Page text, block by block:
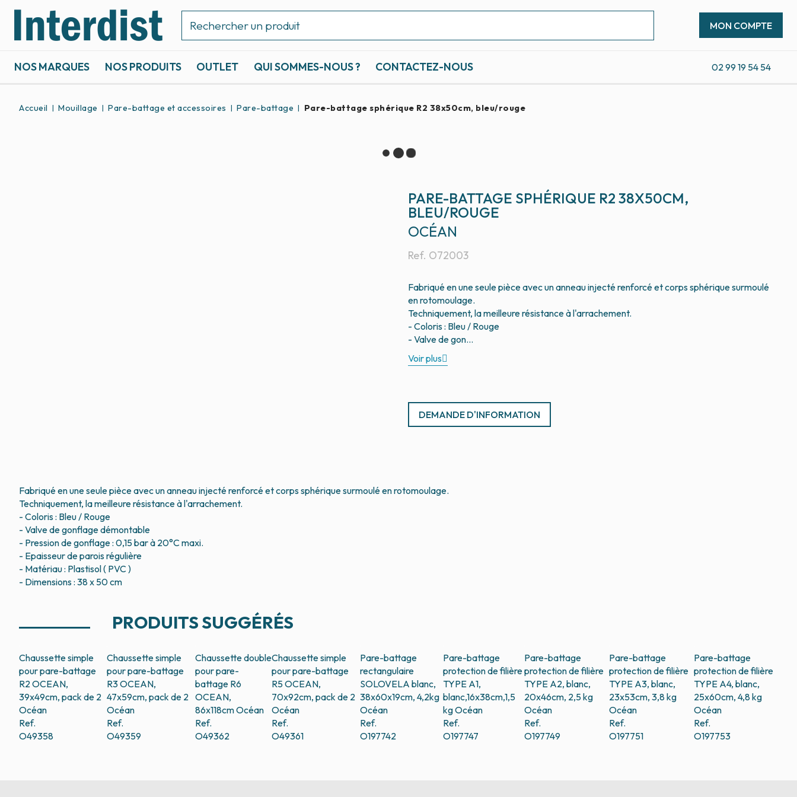
NOS MARQUES NOS PRODUITS OUTLET QUI SOMMES-NOUS ? CONTACTEZ-NOUS
MON COMPTE
02 99 19 54 54
Accueil Mouillage Pare-battage et accessoires Pare-battage Pare-battage sphérique R2 38x50cm, bleu/rouge
PARE-BATTAGE SPHÉRIQUE R2 38X50CM,
BLEU/ROUGE
Ref. O72003
OCÉAN
Fabriqué en une seule pièce avec un anneau injecté renforcé et corps sphérique surmoulé
en rotomoulage.
Techniquement, la meilleure résistance à l'arrachement.
- Coloris : Bleu / Rouge
Voir plus
Fabriqué en une seule pièce avec un anneau injecté renforcé et corps sphérique surmoulé en rotomoulage.
Techniquement, la meilleure résistance à l'arrachement.
- Coloris : Bleu / Rouge
- Valve de gonflage démontable
- Pression de gonflage : 0,15 bar à 20°C maxi.
- Epaisseur de parois régulière
- Matériau : Plastisol ( PVC )
- Dimensions : 38 x 50 cm
DEMANDE D'INFORMATION
PRODUITS SUGGÉRÉS
Chaussette simple
pour pare-battage
R2 OCEAN,
39x49cm, pack de 2
Océan
Ref.
O49358
Chaussette simple
pour pare-battage
R3 OCEAN,
47x59cm, pack de 2
Océan
Ref.
O49359
Chaussette double
pour pare-
battage R6
OCEAN,
86x118cmOcéan
Ref.
O49362
Chaussette simple
pour pare-battage
R5 OCEAN,
70x92cm, pack de 2
Océan
Ref.
O49361
Pare-battage
rectangulaire
SOLOVELA blanc,
38x60x19cm, 4,2kg
Océan
Ref.
O197742
Pare-battage
protection de filière
TYPE A1,
blanc,16x38cm,1,5
kgOcéan
Ref.
O197747
Pare-battage
protection de filière
TYPE A2, blanc,
20x46cm, 2,5 kg
Océan
Ref.
O197749
Pare-battage
protection de filière
TYPE A3, blanc,
23x53cm, 3,8 kg
Océan
Ref.
O197751
Pare-battage
protection de filière
TYPE A4, blanc,
25x60cm, 4,8 kg
Océan
Ref.
O197753